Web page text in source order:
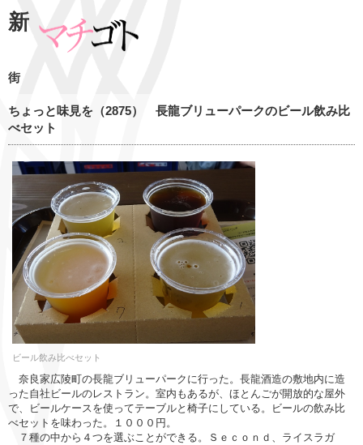
新
街
ちょっと味見を（2875） 長龍ブリューパークのビール飲み比
べセット
ビール飲み比べセット
奈良家広陵町の長龍ブリューパークに行った。長龍酒造の敷地内に造
った自社ビールのレストラン。室内もあるが、ほとんごが開放的な屋外
で、ビールケースを使ってテーブルと椅子にしている。ビールの飲み比
べセットを味わった。１０００円。
７種の中から４つを選ぶことができる。Ｓｅｃｏｎｄ、ライスラガ